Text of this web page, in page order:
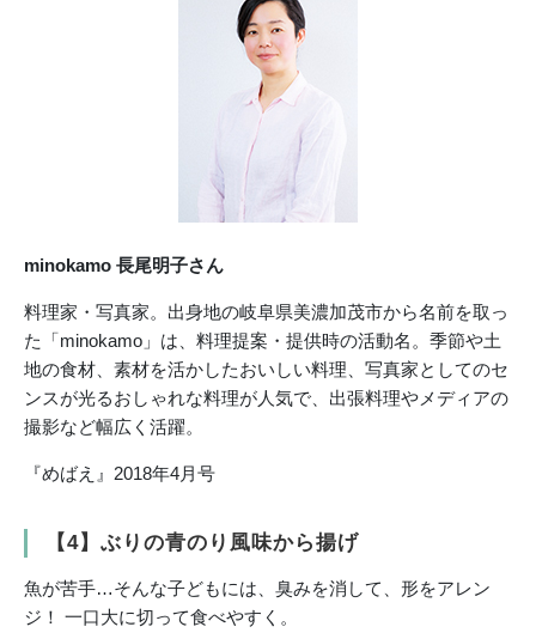
minokamo 長尾明子さん
料理家・写真家。出身地の岐阜県美濃加茂市から名前を取っ
た「minokamo」は、料理提案・提供時の活動名。季節や土
地の食材、素材を活かしたおいしい料理、写真家としてのセ
ンスが光るおしゃれな料理が人気で、出張料理やメディアの
撮影など幅広く活躍。
『めばえ』2018年4月号
【4】ぶりの青のり風味から揚げ
魚が苦手…そんな子どもには、臭みを消して、形をアレン
ジ！ 一口大に切って食べやすく。